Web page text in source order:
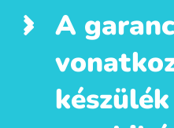
A
készülék